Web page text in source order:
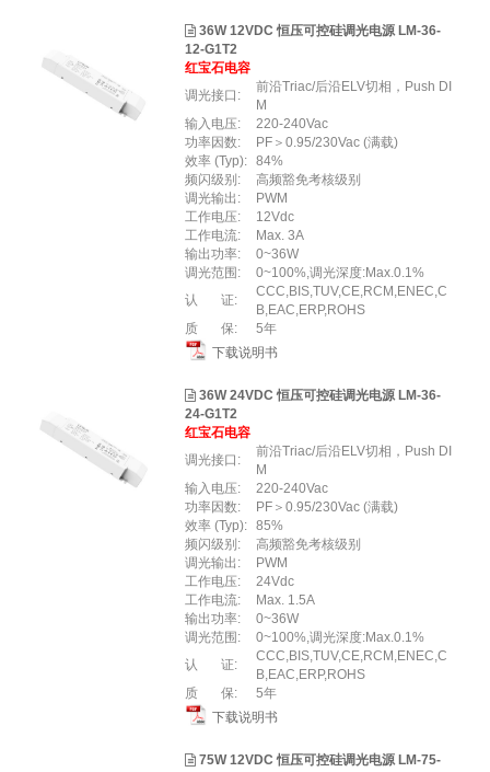
36W 12VDC 恒压可控硅调光电源 LM-36-
12-G1T2
红宝石电容
调光接口:
前沿Triac/后沿ELV切相，Push DI
M
输入电压:
220-240Vac
功率因数:
PF＞0.95/230Vac (满载)
效率 (Typ): 84%
频闪级别:
高频豁免考核级别
调光输出:
PWM
工作电压:
12Vdc
工作电流:
Max. 3A
输出功率:
0~36W
调光范围:
0~100%,调光深度:Max.0.1%
认 证:
CCC,BIS,TUV,CE,RCM,ENEC,C
B,EAC,ERP,ROHS
质 保:
5年
下载说明书
36W 24VDC 恒压可控硅调光电源 LM-36-
24-G1T2
红宝石电容
调光接口:
前沿Triac/后沿ELV切相，Push DI
M
输入电压:
220-240Vac
功率因数:
PF＞0.95/230Vac (满载)
效率 (Typ): 85%
频闪级别:
高频豁免考核级别
调光输出:
PWM
工作电压:
24Vdc
工作电流:
Max. 1.5A
输出功率:
0~36W
调光范围:
0~100%,调光深度:Max.0.1%
认 证:
CCC,BIS,TUV,CE,RCM,ENEC,C
B,EAC,ERP,ROHS
质 保:
5年
下载说明书
75W 12VDC 恒压可控硅调光电源 LM-75-